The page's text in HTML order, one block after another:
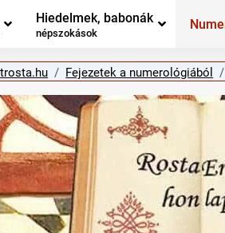
Hiedelmek, babonák
népszokások
Fejezetek a numerológiából